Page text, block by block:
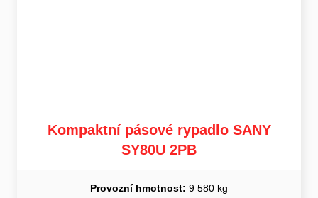
Kompaktní pásové rypadlo SANY
SY80U 2PB
Provozní hmotnost: 9 580 kg